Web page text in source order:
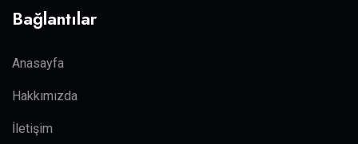
Bağlantılar
Anasayfa
Hakkımızda
İletişim